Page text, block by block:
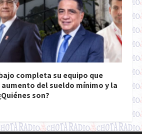
completa su equipo que
del sueldo mínimo y la
son?